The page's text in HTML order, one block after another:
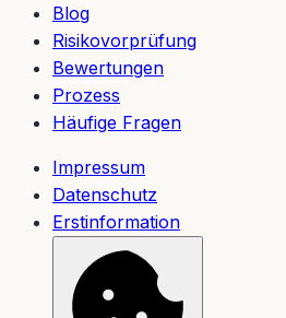
Blog
Risikovorprüfung
Bewertungen
Prozess
Häufige Fragen
Impressum
Datenschutz
Erstinformation